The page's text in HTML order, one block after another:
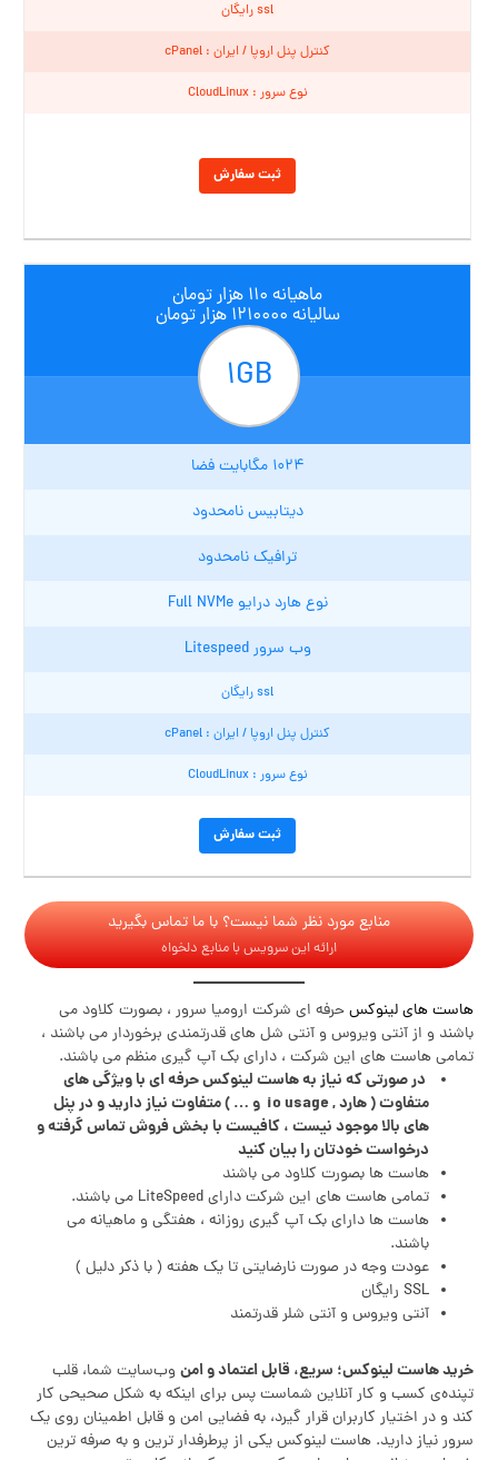
ssl رایگان
کنترل پنل اروپا / ایران : cPanel
نوع سرور : CloudLinux
ثبت سفارش
ماهیانه ۱۱۰ هزار تومان
سالیانه ۱۲۱۰۰۰۰ هزار تومان
۱GB
۱۰۲۴ مگابایت فضا
دیتابیس نامحدود
ترافیک نامحدود
نوع هارد درایو Full NVMe
وب سرور Litespeed
ssl رایگان
کنترل پنل اروپا / ایران : cPanel
نوع سرور : CloudLinux
ثبت سفارش
منابع مورد نظر شما نیست؟ با ما تماس بگیرید
ارائه این سرویس با منابع دلخواه
هاست های لینوکسحرفه ای شرکت ارومیا سرور ، بصورت کلاود می
باشند و از آنتی ویروس و آنتی شل های قدرتمندی برخوردار می باشند ،
تمامی هاست های این شرکت ، دارای بک آپ گیری منظم می باشند.
در صورتی که نیاز به هاست لینوکس حرفه ای با ویژگی های
متفاوت ( هارد , io usage و … ) متفاوت نیاز دارید و در پنل
های بالا موجود نیست ، کافیست با بخش فروش تماس گرفته و
درخواست خودتان را بیان کنید
هاست ها بصورت کلاود می باشند
تمامی هاست های این شرکت دارای LiteSpeed می باشند.
هاست ها دارای بک آپ گیری روزانه ، هفتگی و ماهیانه می
باشند.
عودت وجه در صورت نارضایتی تا یک هفته ( با ذکر دلیل )
SSL رایگان
آنتی ویروس و آنتی شلر قدرتمند
خرید هاست لینوکس؛ سریع، قابل اعتماد و امنوب‌سایت شما، قلب
تپنده‌ی کسب و کار آنلاین شماست پس برای اینکه به شکل صحیحی کار
کند و در اختیار کاربران قرار گیرد، به فضایی امن و قابل اطمینان روی یک
سرور نیاز دارید. هاست لینوکس یکی از پرطرفدار ترین و به صرفه ترین